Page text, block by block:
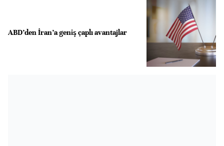
ABD’den İran’a geniş çaplı avantajlar